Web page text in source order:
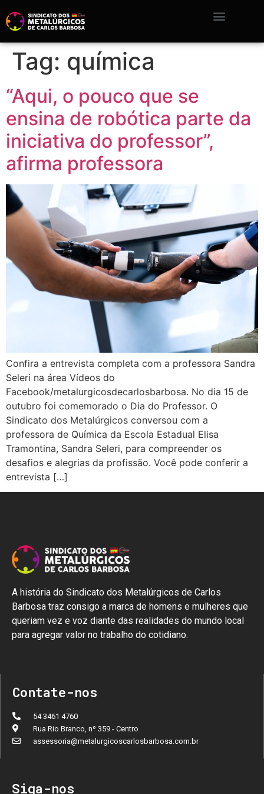
Tag: química
“Aqui, o pouco que se
ensina de robótica parte da
iniciativa do professor”,
afirma professora
Confira a entrevista completa com a professora Sandra
Seleri na área Vídeos do
Facebook/metalurgicosdecarlosbarbosa. No dia 15 de
outubro foi comemorado o Dia do Professor. O
Sindicato dos Metalúrgicos conversou com a
professora de Química da Escola Estadual Elisa
Tramontina, Sandra Seleri, para compreender os
desafios e alegrias da profissão. Você pode conferir a
entrevista […]
A história do Sindicato dos Metalúrgicos de Carlos
Barbosa traz consigo a marca de homens e mulheres que
queriam vez e voz diante das realidades do mundo local
para agregar valor no trabalho do cotidiano.
Contate-nos
54 3461 4760
Rua Rio Branco, nº 359 - Centro
assessoria@metalurgicoscarlosbarbosa.com.br
Siga-nos